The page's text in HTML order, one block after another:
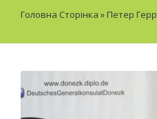
Головна Сторінка » Петер Герр